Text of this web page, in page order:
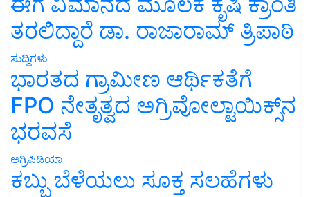
ತರಲಿದ್ದಾರೆ ಡಾ. ರಾಜಾರಾಮ್ ತ್ರಿಪಾಠಿ
ಸುದ್ದಿಗಳು
ಭಾರತದ ಗ್ರಾಮೀಣ ಆರ್ಥಿಕತೆಗೆ
FPO ನೇತೃತ್ವದ ಅಗ್ರಿವೋಲ್ಟಾಯಿಕ್ಸ್‌ನ
ಭರವಸೆ
ಅಗ್ರಿಪಿಡಿಯಾ
ಕಬ್ಬು ಬೆಳೆಯಲು ಸೂಕ್ತ ಸಲಹೆಗಳು